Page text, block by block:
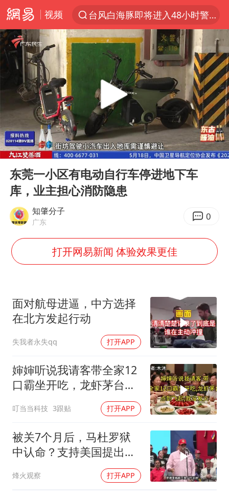
视频
台风白海豚即将进入48小时警戒线
聚“绿”成势，结构转型活力足
80后女柜员逆袭成4200亿银行副行长
郑国霖回应去景区上班被保安拦下
金饰克价大幅跳涨
台风白海豚可能在浙闽沿海登陆
多地要求领导干部带头休假
24小时不关空调 电费会更低吗
龚宝冬烈士安葬仪式举行
中国五箭齐发反制美国
《歌手》歌王之战帮唱嘉宾官宣
要给全体职工“应休尽休”的底气
空调发明出来竟然不是为了给人降温
中国经济展现强大韧性和活力
Play
00:00 04:00
东莞一小区有电动自行车停进地下车
库，业主担心消防隐患
知肇分子
广东 0
打开网易新闻 体验效果更佳
面对航母进逼，中方选择
在北方发起行动
失我者永失qq 打开APP
婶婶听说我请客带全家12
口霸坐开吃，龙虾茅台点
叮当当科技 3跟贴 打开APP
被关7个月后，马杜罗狱
中认命？支持美国提出的
烽火观察 打开APP